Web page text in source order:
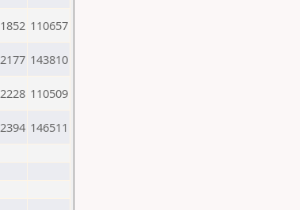
1852 110657
2177 143810
2228 110509
2394 146511